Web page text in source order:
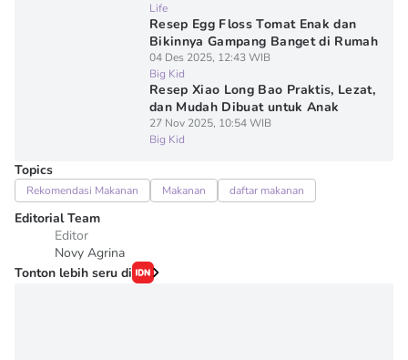
Life
Resep Egg Floss Tomat Enak dan
Bikinnya Gampang Banget di Rumah
04 Des 2025, 12:43 WIB
Big Kid
Resep Xiao Long Bao Praktis, Lezat,
dan Mudah Dibuat untuk Anak
27 Nov 2025, 10:54 WIB
Big Kid
Topics
Rekomendasi Makanan Makanan daftar makanan
Editorial Team
Editor
Novy Agrina
Tonton lebih seru di